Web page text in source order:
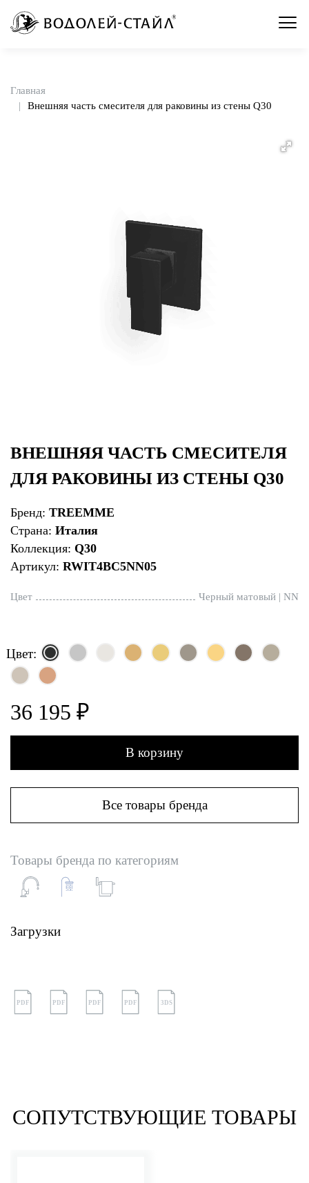
Главная
Внешняя часть смесителя для раковины из стены Q30
ВНЕШНЯЯ ЧАСТЬ СМЕСИТЕЛЯ
ДЛЯ РАКОВИНЫ ИЗ СТЕНЫ Q30
Бренд: TREEMME
Страна: Италия
Коллекция: Q30
Артикул: RWIT4BC5NN05
Цвет Черный матовый | NN
Цвет:
36 195 ₽
В корзину
Все товары бренда
Товары бренда по категориям
Загрузки
PDF PDF PDF PDF 3DS
СОПУТСТВУЮЩИЕ ТОВАРЫ